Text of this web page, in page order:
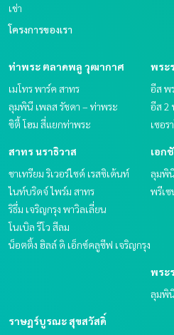
เช่า
โครงการของเรา
ท่าพระ ตลาดพลู วุฒากาศ
เมโทร พาร์ค สาทร
ลุมพินี เพลส รัชดา – ท่าพระ
ซิตี้ โฮม สี่แยกท่าพระ
พระ
อีส พ
อีส 2
เซอ
สาทร นราธิวาส
ชาเทรียม ริเวอร์ไซด์ เรสซิเด้นท์
ไนท์บริดจ์ ไพร์ม สาทร
ริธึ่ม เจริญกรุง พาวิลเลี่ยน
โนเบิล รีโว สีลม
น็อตติ้ง ฮิลล์ ดิ เอ็กซ์คลูซีฟ เจริญกรุง
เอก
ลุมพิ
พรีเ
พระ
ลุมพินี
ราษฎร์บูรณะ สุขสวัสดิ์